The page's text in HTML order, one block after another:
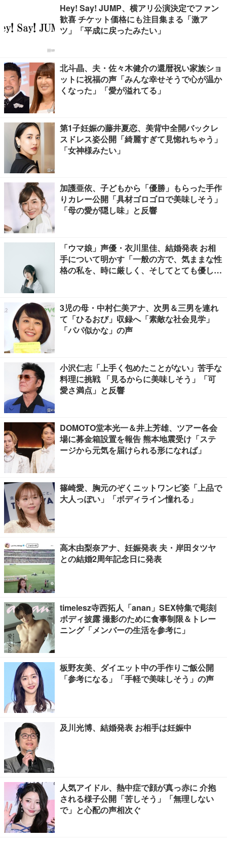
Hey! Say! JUMP、横アリ公演決定でファン
歓喜 チケット価格にも注目集まる「激ア
ツ」「平成に戻ったみたい」
北斗晶、夫・佐々木健介の還暦祝い家族ショ
ットに祝福の声「みんな幸せそうで心が温か
くなった」「愛が溢れてる」
第1子妊娠の藤井夏恋、美背中全開バックレ
スドレス姿公開「綺麗すぎて見惚れちゃう」
「女神様みたい」
加護亜依、子どもから「優勝」もらった手作
りカレー公開「具材ゴロゴロで美味しそう」
「母の愛が隠し味」と反響
「ウマ娘」声優・衣川里佳、結婚発表 お相
手について明かす「一般の方で、気ままな性
格の私を、時に厳しく、そしてとても優し
3児の母・中村仁美アナ、次男＆三男を連れ
て「ひるおび」収録へ「素敵な社会見学」
「パパ似かな」の声
小沢仁志「上手く包めたことがない」苦手な
料理に挑戦 「見るからに美味しそう」「可
愛さ満点」と反響
DOMOTO堂本光一＆井上芳雄、ツアー各会
場に募金箱設置を報告 熊本地震受け「ステ
ージから元気を届けられる形になれば」
篠崎愛、胸元のぞくニットワンピ姿「上品で
大人っぽい」「ボディライン憧れる」
高木由梨奈アナ、妊娠発表 夫・岸田タツヤ
との結婚2周年記念日に発表
timelesz寺西拓人「anan」SEX特集で彫刻
ボディ披露 撮影のために食事制限＆トレー
ニング「メンバーの生活を参考に」
板野友美、ダイエット中の手作りご飯公開
「参考になる」「手軽で美味しそう」の声
及川光博、結婚発表 お相手は妊娠中
人気アイドル、熱中症で顔が真っ赤に 介抱
される様子公開「苦しそう」「無理しない
で」と心配の声相次ぐ